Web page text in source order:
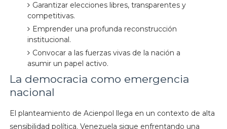
Garantizar elecciones libres, transparentes y
competitivas.
Emprender una profunda reconstrucción
institucional.
Convocar a las fuerzas vivas de la nación a
asumir un papel activo.
La democracia como emergencia
nacional
El planteamiento de Acienpol llega en un contexto de alta
sensibilidad política. Venezuela sigue enfrentando una